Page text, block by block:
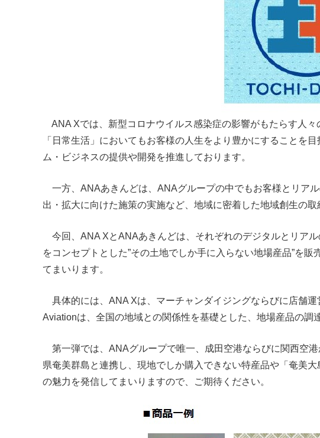
ANA Xでは、新型コロナウイルス感染症の影響がもたらす人
「日常生活」においてもお客様の人生をより豊かにすることを
ム・ビジネスの提供や開発を推進しております。
一方、ANAあきんどは、ANAグループの中でもお客様とリア
出・拡大に向けた施策の実施など、地域に密着した地域創生の取
今回、ANA XとANAあきんどは、それぞれのデジタルとリア
をコンセプトとした”その土地でしか手に入らない地場産品”を
てまいります。
具体的には、ANA Xは、マーチャンダイジングならびに店舗
Aviationは、全国の地域との関係性を基礎とした、地場産品の調
第一弾では、ANAグループで唯一、成田空港ならびに関西空
県奄美群島と連携し、現地でしか購入できない特産品や「奄美
の魅力を発信してまいりますので、ご期待ください。